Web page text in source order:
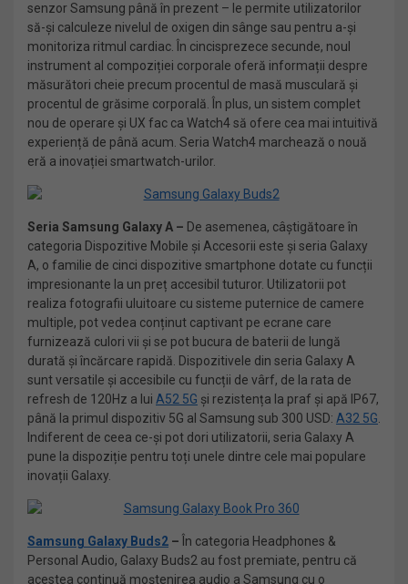
senzor Samsung până în prezent – ​​le permite utilizatorilor
să-și calculeze nivelul de oxigen din sânge sau pentru a-și
monitoriza ritmul cardiac. În cincisprezece secunde, noul
instrument al compoziției corporale oferă informații despre
măsurători cheie precum procentul de masă musculară și
procentul de grăsime corporală. În plus, un sistem complet
nou de operare și UX fac ca Watch4 să ofere cea mai intuitivă
experiență de până acum. Seria Watch4 marchează o nouă
eră a inovației smartwatch-urilor.
Seria Samsung Galaxy A – De asemenea, câștigătoare în
categoria Dispozitive Mobile și Accesorii este și seria Galaxy
A, o familie de cinci dispozitive smartphone dotate cu funcții
impresionante la un preț accesibil tuturor. Utilizatorii pot
realiza fotografii uluitoare cu sisteme puternice de camere
multiple, pot vedea conținut captivant pe ecrane care
furnizează culori vii și se pot bucura de baterii de lungă
durată și încărcare rapidă. Dispozitivele din seria Galaxy A
sunt versatile și accesibile cu funcții de vârf, de la rata de
refresh de 120Hz a lui A52 5G și rezistența la praf și apă IP67,
până la primul dispozitiv 5G al Samsung sub 300 USD: A32 5G
Indiferent de ceea ce-și pot dori utilizatorii, seria Galaxy A
pune la dispoziție pentru toți unele dintre cele mai populare
inovații Galaxy.
Samsung Galaxy Buds2 – În categoria Headphones &
Personal Audio, Galaxy Buds2 au fost premiate, pentru că
acestea continuă moștenirea audio a Samsung cu o